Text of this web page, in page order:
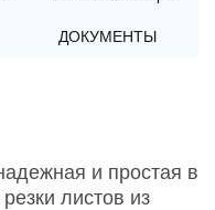
ДОКУМЕНТЫ
и простая в
листов из